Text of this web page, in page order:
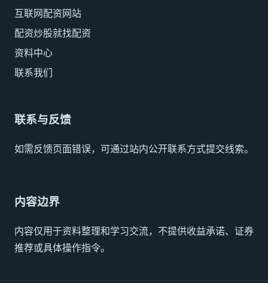
互联网配资网站
配资炒股就找配资
资料中心
联系我们
联系与反馈
如需反馈页面错误，可通过站内公开联系方式提交线索。
内容边界
内容仅用于资料整理和学习交流，不提供收益承诺、证券
推荐或具体操作指令。